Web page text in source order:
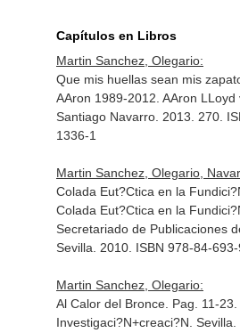
Capítulos en Libros
Martin Sanchez, Olegario:
Que mis huellas sean mis
AAron 1989-2012. AAron
Santiago Navarro. 2013. 270.
1336-1
Martin Sanchez, Olegario,
Colada Eut?Ctica en la
Colada Eut?Ctica en la
Secretariado de Publicaciones
Sevilla. 2010. ISBN 978-84-
Martin Sanchez, Olegario:
Al Calor del Bronce. Pag. 11-23.
Investigaci?N+creaci?N .